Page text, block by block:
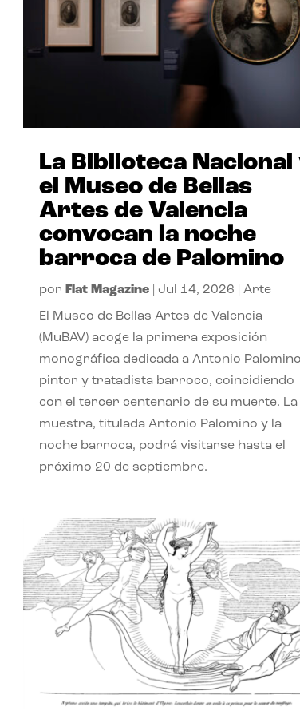
La Biblioteca Nacional
el Museo de Bellas
Artes de Valencia
convocan la noche
barroca de Palomino
por Flat Magazine| Jul 14, 2026 Arte
El Museo de Bellas Artes de Valencia
(MuBAV) acoge la primera exposición
monográfica dedicada a Antonio
pintor y tratadista barroco, coincidiendo
con el tercer centenario de su muerte. La
muestra, titulada Antonio Palomino y la
noche barroca, podrá visitarse hasta el
próximo 20 de septiembre.